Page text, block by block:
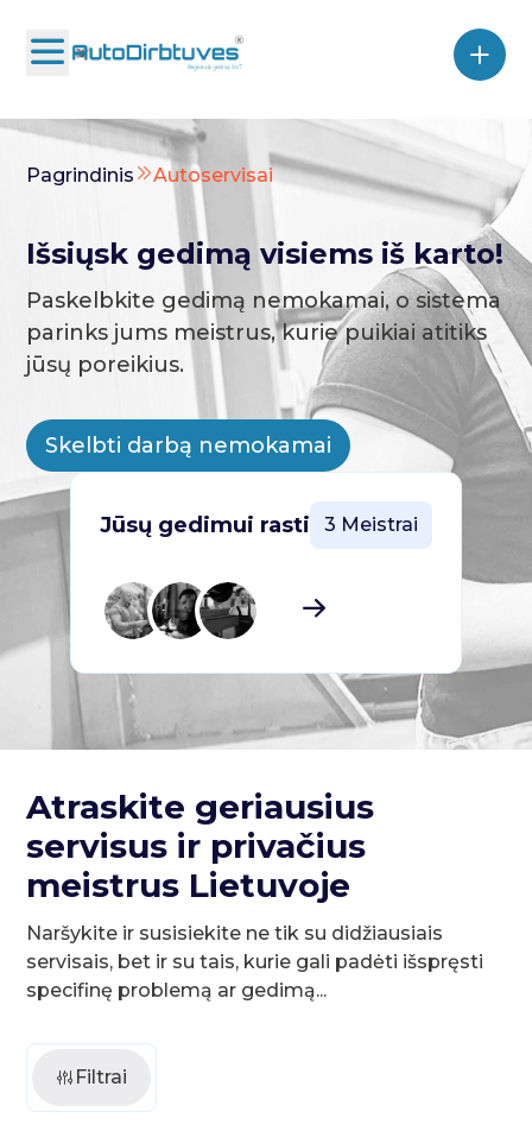
Pagrindinis Autoservisai
Išsiųsk gedimą visiems iš karto!
Paskelbkite gedimą nemokamai, o sistema
parinks jums meistrus, kurie puikiai atitiks
jūsų poreikius.
Skelbti darbą nemokamai
Jūsų gedimui rasti 3 Meistrai
Atraskite geriausius
servisus ir privačius
meistrus Lietuvoje
Naršykite ir susisiekite ne tik su didžiausiais
servisais, bet ir su tais, kurie gali padėti išspręsti
specifinę problemą ar gedimą...
Filtrai